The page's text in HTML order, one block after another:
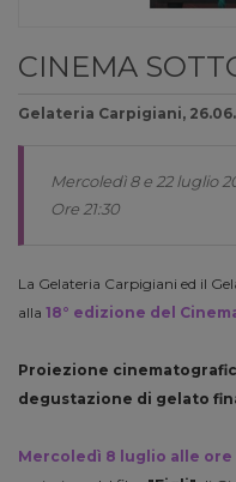
CINEMA
Gelateria Carpigiani,
Mercoledì 8 e 22 luglio
Ore 21:30
La Gelateria Carpigiani ed il
alla 18° edizione del
Proiezione
degustazione di gelato
Mercoledì 8 luglio alle ore